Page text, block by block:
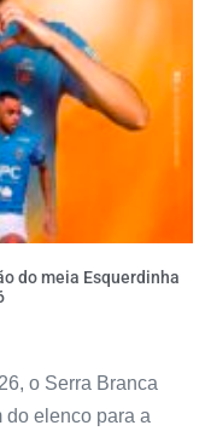
do meia Esquerdinha
o Serra Branca
do elenco para a